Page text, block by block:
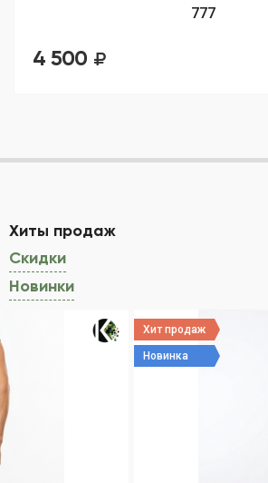
777
4 500
Хиты продаж
Скидки
Новинки